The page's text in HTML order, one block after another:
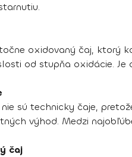
oxidovaný čaj, ktorý
od stupňa oxidácie.
sú technicky čaje,
výhod. Medzi
čaj